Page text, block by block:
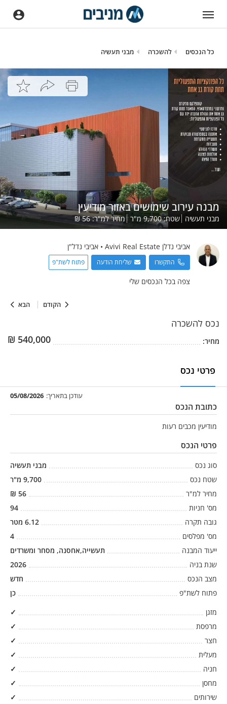
כל הנכסים להשכרה מבני תעשיה
הקודם הבא
מבנה עירוב שימושים באזור מודיעין
מבני תעשיה שטח:9,700מ"ר מחיר למ"ר:56
₪
אביבי נדלן Avivi Real Estate
• אביבי נדל"ן
התקשרו שליחת הודעה פתוח לשת"פ
צפה בכל הנכסים שלי
נכס להשכרה
מחיר: 540,000
₪
פרטי נכס
עודכן בתאריך: 05/08/2026
כתובת הנכס
מודיעין מכבים רעות
פרטי הנכס
סוג נכס
מבני תעשיה
שטח נכס
9,700 מ"ר
מחיר למ"ר
56
₪
מס' חניות
94
גובה תקרה
6.12 מטר
מס' מפלסים
4
ייעוד המבנה
תעשייה,אחסנה, מסחר ומשרדים
שנת בניה
2026
מצב הנכס
חדש
פתוח לשת"פ
כן
מזגן
✓
מרפסת
✓
חצר
✓
מעלית
✓
חניה
✓
מחסן
✓
שירותים
✓